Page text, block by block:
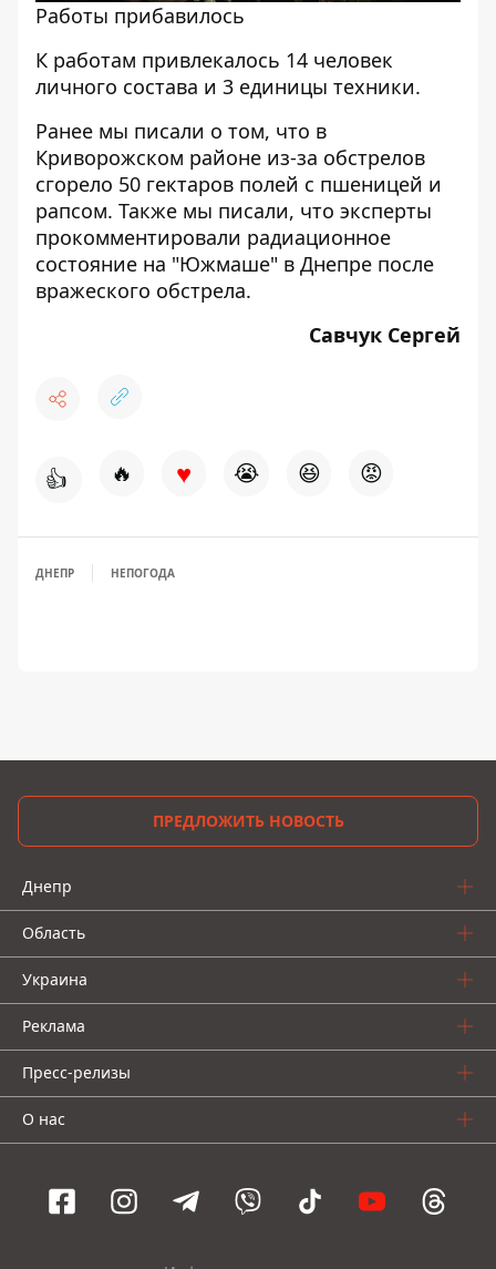
Работы прибавилось
К работам привлекалось 14 человек
личного состава и 3 единицы техники.
Ранее мы писали о том, что в
Криворожском районе из-за обстрелов
сгорело 50 гектаров полей с пшеницей и
рапсом. Также мы писали, что эксперты
прокомментировали радиационное
состояние на "Южмаше" в Днепре после
вражеского обстрела.
Савчук Сергей
👍 🔥 ♥ 😭 😆 😡
ДНЕПР НЕПОГОДА
ПРЕДЛОЖИТЬ НОВОСТЬ
Днепр
Область
Украина
Реклама
Пресс-релизы
О нас